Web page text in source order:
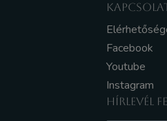
Facebook
Youtube
Instagram
HÍRLEVÉL